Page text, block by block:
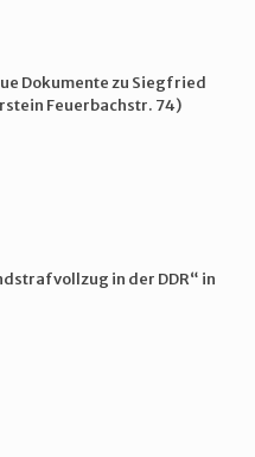
Dokumente zu Siegfried
Feuerbachstr. 74)
in der DDR“ in